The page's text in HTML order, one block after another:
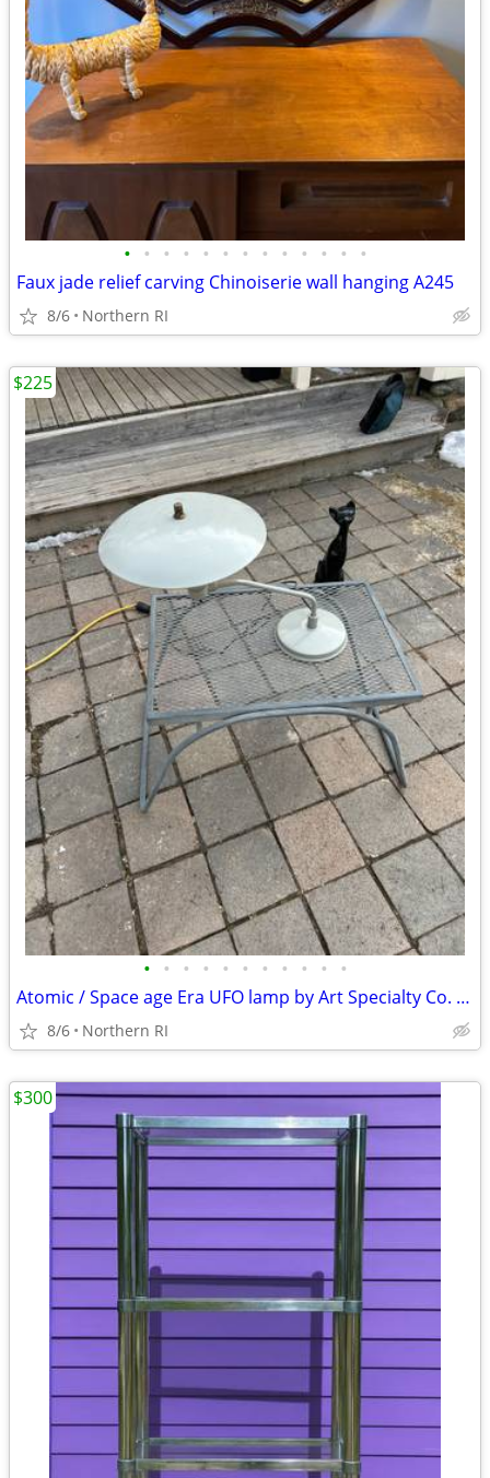
• • • • • • • • • • • • •
Faux jade relief carving Chinoiserie wall hanging A245
8/6 Northern RI
• • • • • • • • • • •
Atomic / Space age Era UFO lamp by Art Specialty Co. A25
8/6 Northern RI
$225
$300